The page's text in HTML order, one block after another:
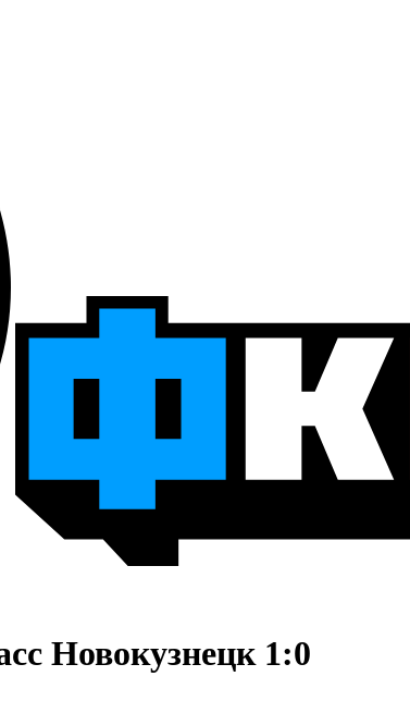
Новокузнецк 1:0